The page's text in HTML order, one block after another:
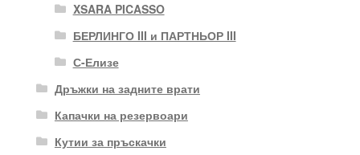
XSARA PICASSO
БЕРЛИНГО III и ПАРТНЬОР III
С-Елизе
Дръжки на задните врати
Капачки на резервоари
Кутии за пръскачки